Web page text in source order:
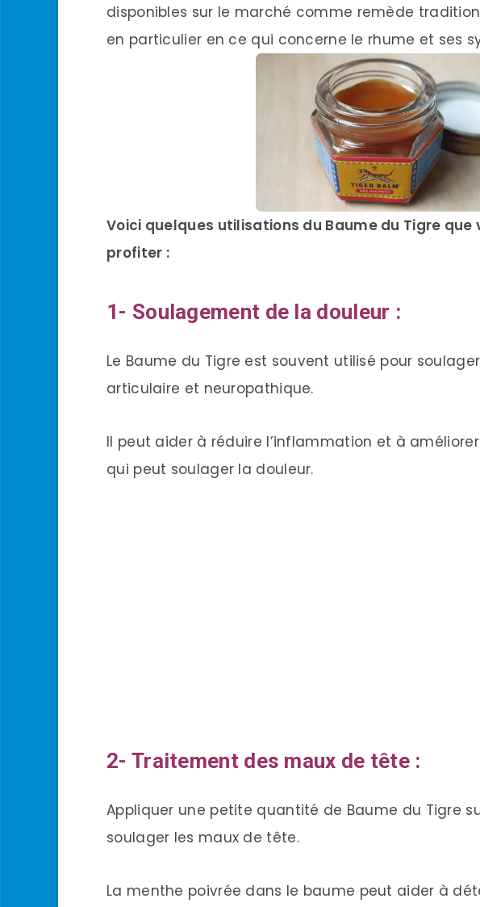
disponibles sur le marché comme remède
en particulier en ce qui concerne le rhume et ses
Voici quelques utilisations du Baume du Tigre
profiter :
1- Soulagement de la douleur :
Le Baume du Tigre est souvent utilisé pour
articulaire et neuropathique.
Il peut aider à réduire l’inflammation et à
qui peut soulager la douleur.
2- Traitement des maux de tête :
Appliquer une petite quantité de Baume du Tigre
soulager les maux de tête.
La menthe poivrée dans le baume peut aider à